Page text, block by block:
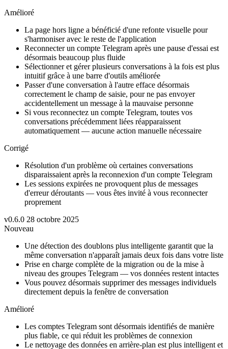
Amélioré
La page hors ligne a bénéficié d'une refonte visuelle pour
s'harmoniser avec le reste de l'application
Reconnecter un compte Telegram après une pause d'essai est
désormais beaucoup plus fluide
Sélectionner et gérer plusieurs conversations à la fois est plus
intuitif grâce à une barre d'outils améliorée
Passer d'une conversation à l'autre efface désormais
correctement le champ de saisie, pour ne pas envoyer
accidentellement un message à la mauvaise personne
Si vous reconnectez un compte Telegram, toutes vos
conversations précédemment liées réapparaissent
automatiquement — aucune action manuelle nécessaire
Corrigé
Résolution d'un problème où certaines conversations
disparaissaient après la reconnexion d'un compte Telegram
Les sessions expirées ne provoquent plus de messages
d'erreur déroutants — vous êtes invité à vous reconnecter
proprement
v0.6.0 28 octobre 2025
Nouveau
Une détection des doublons plus intelligente garantit que la
même conversation n'apparaît jamais deux fois dans votre liste
Prise en charge complète de la migration ou de la mise à
niveau des groupes Telegram — vos données restent intactes
Vous pouvez désormais supprimer des messages individuels
directement depuis la fenêtre de conversation
Amélioré
Les comptes Telegram sont désormais identifiés de manière
plus fiable, ce qui réduit les problèmes de connexion
Le nettoyage des données en arrière-plan est plus intelligent et